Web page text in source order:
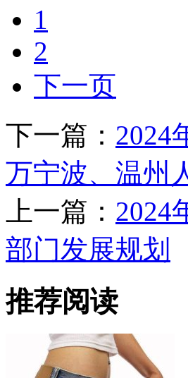
1
2
下一页
下一篇： 2024
万宁波、温州
上一篇： 2024
部门发展规划
推荐阅读